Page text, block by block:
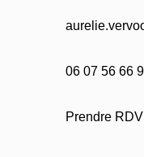
06 07 56 66
Prendre